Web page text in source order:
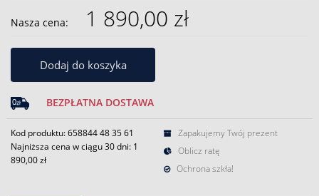
Nasza cena: 1 890,00 zł
Dodaj do koszyka
BEZPŁATNA DOSTAWA
Kod produktu: 658844 48 35 61
Najniższa cena w ciągu 30 dni: 1
890,00 zł
Zapakujemy Twój prezent
Oblicz ratę
Ochrona szkła!